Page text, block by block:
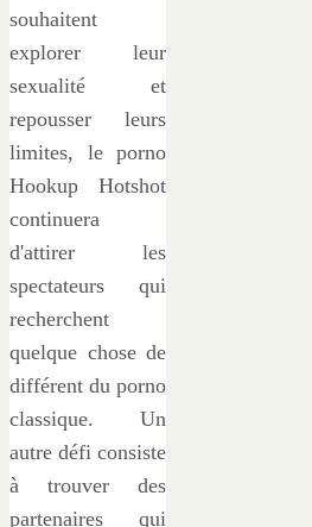
souhaitent
explorer leur
sexualité et
repousser leurs
limites, le porno
Hookup Hotshot
continuera
d'attirer les
spectateurs qui
recherchent
quelque chose de
différent du porno
classique. Un
autre défi consiste
à trouver des
partenaires qui